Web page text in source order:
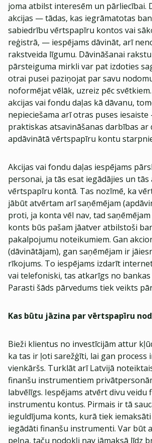
joma atbilst interesēm un pārliecībai.
akcijas — tādas, kas iegrāmatotas
sabiedrību vērtspapīru kontos vai
reģistrā, — iespējams dāvināt, arī
rakstveida līgumu. Dāvināšanai
pārsteiguma mirkli var pat izdoties
otrai pusei paziņojat par savu
noformējat vēlāk, uzreiz pēc
akcijas vai fondu daļas kā dāvanu,
nepieciešama arī otras puses
praktiskas atsavināšanas darbības ar
apdāvinātā vērtspapīru kontu
Akcijas vai fondu daļas iespējams
personai, ja tās esat iegādājies un
vērtspapīru kontā. Tas nozīmē, ka
jābūt atvērtam arī saņēmējam
proti, ja konta vēl nav, tad
konts būs pašam jāatver atbilstoši
pakalpojumu noteikumiem. Gan
(dāvinātājam), gan saņēmējam ir
rīkojums. To iespējams izdarīt
vai telefoniski, tas atkarīgs no
Parasti šāds pārvedums tiek veikts
Kas būtu jāzina par vērtspapīru
Bieži klientus no investīcijām attur
ka tas ir ļoti sarežģīti, lai gan process
vienkāršs. Turklāt arī Latvijā
finanšu instrumentiem
labvēlīgs. Iespējams atvērt divu veidu
instrumentu kontus. Pirmais ir tā
ieguldījuma konts, kurā tiek
iegādāti finanšu instrumenti. Var būt
peļņa, taču nodokļi nav jāmaksā līdz